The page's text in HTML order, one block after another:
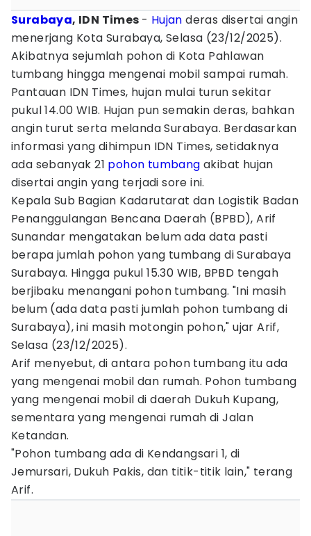
Surabaya, IDN Times - Hujan deras disertai angin
menerjang Kota Surabaya, Selasa (23/12/2025).
Akibatnya sejumlah pohon di Kota Pahlawan
tumbang hingga mengenai mobil sampai rumah.
Pantauan IDN Times, hujan mulai turun sekitar
pukul 14.00 WIB. Hujan pun semakin deras, bahkan
angin turut serta melanda Surabaya. Berdasarkan
informasi yang dihimpun IDN Times, setidaknya
ada sebanyak 21 pohon tumbang akibat hujan
disertai angin yang terjadi sore ini.
Kepala Sub Bagian Kadarutarat dan Logistik Badan
Penanggulangan Bencana Daerah (BPBD), Arif
Sunandar mengatakan belum ada data pasti
berapa jumlah pohon yang tumbang di Surabaya
Surabaya. Hingga pukul 15.30 WIB, BPBD tengah
berjibaku menangani pohon tumbang. "Ini masih
belum (ada data pasti jumlah pohon tumbang di
Surabaya), ini masih motongin pohon," ujar Arif,
Selasa (23/12/2025).
Arif menyebut, di antara pohon tumbang itu ada
yang mengenai mobil dan rumah. Pohon tumbang
yang mengenai mobil di daerah Dukuh Kupang,
sementara yang mengenai rumah di Jalan
Ketandan.
"Pohon tumbang ada di Kendangsari 1, di
Jemursari, Dukuh Pakis, dan titik-titik lain," terang
Arif.